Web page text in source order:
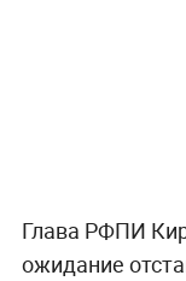
Глава РФПИ
ожидание